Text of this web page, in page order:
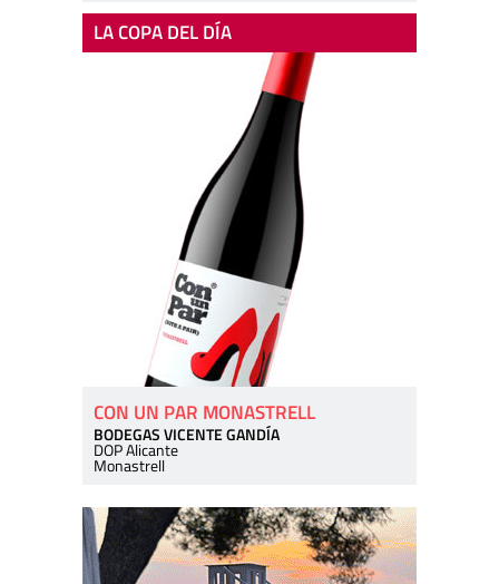
LA COPA DEL DÍA
CON UN PAR MONASTRELL
BODEGAS VICENTE GANDÍA
DOP Alicante
Monastrell